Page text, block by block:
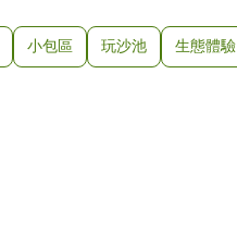
小包區 玩沙池 生態體驗